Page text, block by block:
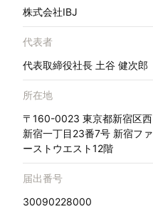
株式会社IBJ
代表者
代表取締役社長 土谷 健次郎
所在地
〒160-0023 東京都新宿区西
新宿一丁目23番7号 新宿ファ
ーストウエスト12階
届出番号
30090228000